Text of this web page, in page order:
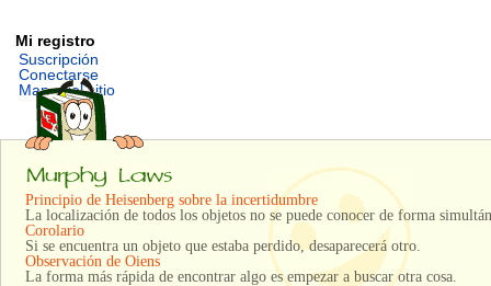
Mi registro
Suscripción
Conectarse
Mapa del sitio
Principio de Heisenberg sobre la incertidumbre
La localización de todos los objetos no se puede conocer de forma
Corolario
Si se encuentra un objeto que estaba perdido, desaparecerá otro.
Observación de Oiens
La forma más rápida de encontrar algo es empezar a buscar otra cosa.